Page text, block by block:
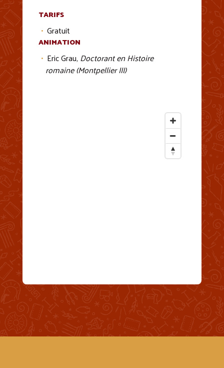
TARIFS
Gratuit
ANIMATION
Eric Grau, Doctorant en Histoire
romaine (Montpellier III)